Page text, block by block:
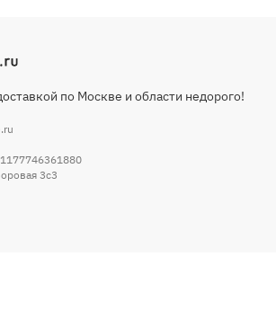
по Москве и области недорого!
3c3